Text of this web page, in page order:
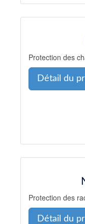
Protection des
Détail du
Protection des
Détail du